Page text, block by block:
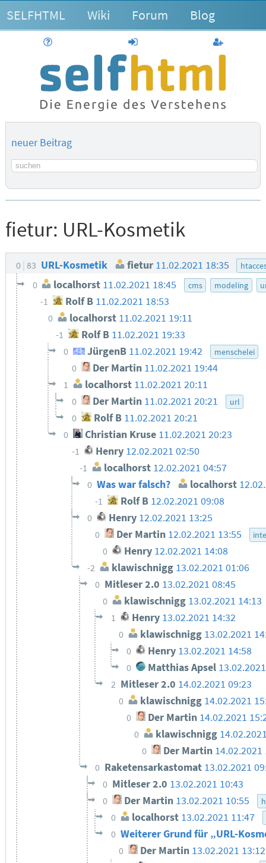
SELFHTML Wiki Forum Blog
anmelden
neuer Beitrag
Suchbegriff
fietur: URL-Kosmetik
0 83 URL-Kosmetik fietur 11.02.2021 18:35
0 localhorst 11.02.2021 18:45 cms modeling
-1 Rolf B 11.02.2021 18:53
0 localhorst 11.02.2021 19:11
-1 Rolf B 11.02.2021 19:33
0 JürgenB 11.02.2021 19:42 menschelei
0 Der Martin 11.02.2021 19:44
1 localhorst 11.02.2021 20:11
0 Der Martin 11.02.2021 20:21 url
0 Rolf B 11.02.2021 20:21
0 Christian Kruse 11.02.2021 20:23
-1 Henry 12.02.2021 02:50
-1 localhorst 12.02.2021 04:57
0 Was war falsch? localhorst
-1 Rolf B 12.02.2021 09:08
0 Henry 12.02.2021 13:25
0 Der Martin 12.02.2021 13:55
0 Henry 12.02.2021 14:08
-2 klawischnigg 13.02.2021 01:06
0 Mitleser 2.0 13.02.2021 08:45
0 klawischnigg 13.02.2021 14:13
1 Henry 13.02.2021 14:32
0 klawischnigg 13.02.2021
0 Henry 13.02.2021 14:58
0 Matthias Apsel
2 Mitleser 2.0 14.02.2021 09:23
0 klawischnigg 14.02.2021
0 Der Martin 14.02.2021
0 klawischnigg
0 Der Martin 14.02.2021
0 Raketensarkastomat 13.02.2021
0 Mitleser 2.0 13.02.2021 10:43
0 Der Martin 13.02.2021 10:55
0 localhorst 13.02.2021 11:47
0 Weiterer Grund für „URL-
0 Der Martin 13.02.2021 13:12